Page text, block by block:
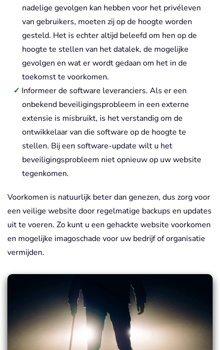
nadelige gevolgen kan hebben voor het privéleven
van gebruikers, moeten zij op de hoogte worden
gesteld. Het is echter altijd beleefd om hen op de
hoogte te stellen van het datalek, de mogelijke
gevolgen en wat er wordt gedaan om het in de
toekomst te voorkomen.
Informeer de software leveranciers. Als er een
onbekend beveiligingsprobleem in een externe
extensie is misbruikt, is het verstandig om de
ontwikkelaar van die software op de hoogte te
stellen. Bij een software-update wilt u het
beveiligingsprobleem niet opnieuw op uw website
tegenkomen.
Voorkomen is natuurlijk beter dan genezen, dus zorg voor
een veilige website door regelmatige backups en updates
uit te voeren. Zo kunt u een gehackte website voorkomen
en mogelijke imagoschade voor uw bedrijf of organisatie
vermijden.